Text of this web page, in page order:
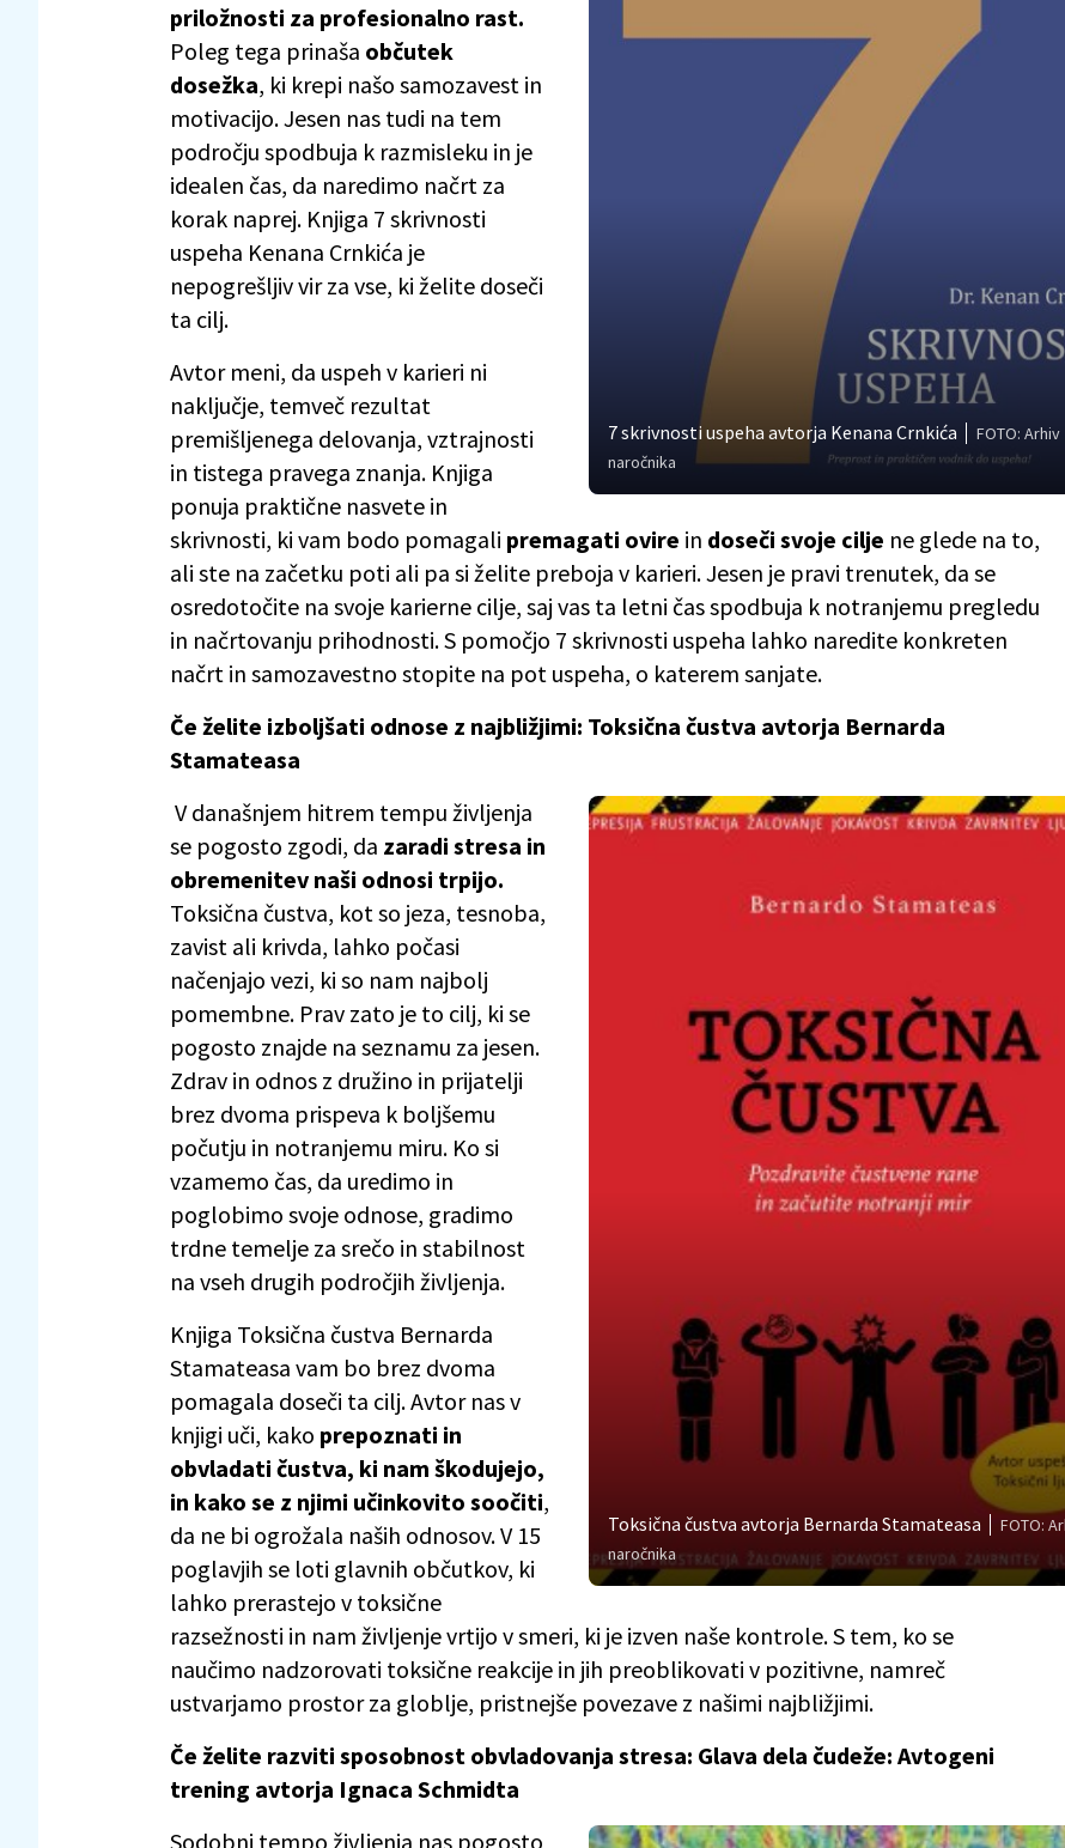
7 skrivnosti uspeha avtorja Kenana Crnkića
FOTO: Arhiv
naročnika
priložnosti za profesionalno rast.
Poleg tega prinaša občutek
dosežka, ki krepi našo samozavest in
motivacijo. Jesen nas tudi na tem
področju spodbuja k razmisleku in je
idealen čas, da naredimo načrt za
korak naprej. Knjiga 7 skrivnosti
uspeha Kenana Crnkića je
nepogrešljiv vir za vse, ki želite doseči
ta cilj.
Avtor meni, da uspeh v karieri ni
naključje, temveč rezultat
premišljenega delovanja, vztrajnosti
in tistega pravega znanja. Knjiga
ponuja praktične nasvete in
skrivnosti, ki vam bodo pomagali premagati ovire in doseči svoje cilje ne glede na to,
ali ste na začetku poti ali pa si želite preboja v karieri. Jesen je pravi trenutek, da se
osredotočite na svoje karierne cilje, saj vas ta letni čas spodbuja k notranjemu pregledu
in načrtovanju prihodnosti. S pomočjo 7 skrivnosti uspeha lahko naredite konkreten
načrt in samozavestno stopite na pot uspeha, o katerem sanjate.
Če želite izboljšati odnose z najbližjimi: Toksična čustva avtorja Bernarda
Stamateasa
Toksična čustva avtorja Bernarda Stamateasa
FOTO:
naročnika
V današnjem hitrem tempu življenja
se pogosto zgodi, da zaradi stresa in
obremenitev naši odnosi trpijo.
Toksična čustva, kot so jeza, tesnoba,
zavist ali krivda, lahko počasi
načenjajo vezi, ki so nam najbolj
pomembne. Prav zato je to cilj, ki se
pogosto znajde na seznamu za jesen.
Zdrav in odnos z družino in prijatelji
brez dvoma prispeva k boljšemu
počutju in notranjemu miru. Ko si
vzamemo čas, da uredimo in
poglobimo svoje odnose, gradimo
trdne temelje za srečo in stabilnost
na vseh drugih področjih življenja.
Knjiga Toksična čustva Bernarda
Stamateasa vam bo brez dvoma
pomagala doseči ta cilj. Avtor nas v
knjigi uči, kako prepoznati in
obvladati čustva, ki nam škodujejo,
in kako se z njimi učinkovito soočiti,
da ne bi ogrožala naših odnosov. V 15
poglavjih se loti glavnih občutkov, ki
lahko prerastejo v toksične
razsežnosti in nam življenje vrtijo v smeri, ki je izven naše kontrole. S tem, ko se
naučimo nadzorovati toksične reakcije in jih preoblikovati v pozitivne, namreč
ustvarjamo prostor za globlje, pristnejše povezave z našimi najbližjimi.
Če želite razviti sposobnost obvladovanja stresa: Glava dela čudeže: Avtogeni
trening avtorja Ignaca Schmidta
Sodobni tempo življenja nas pogosto